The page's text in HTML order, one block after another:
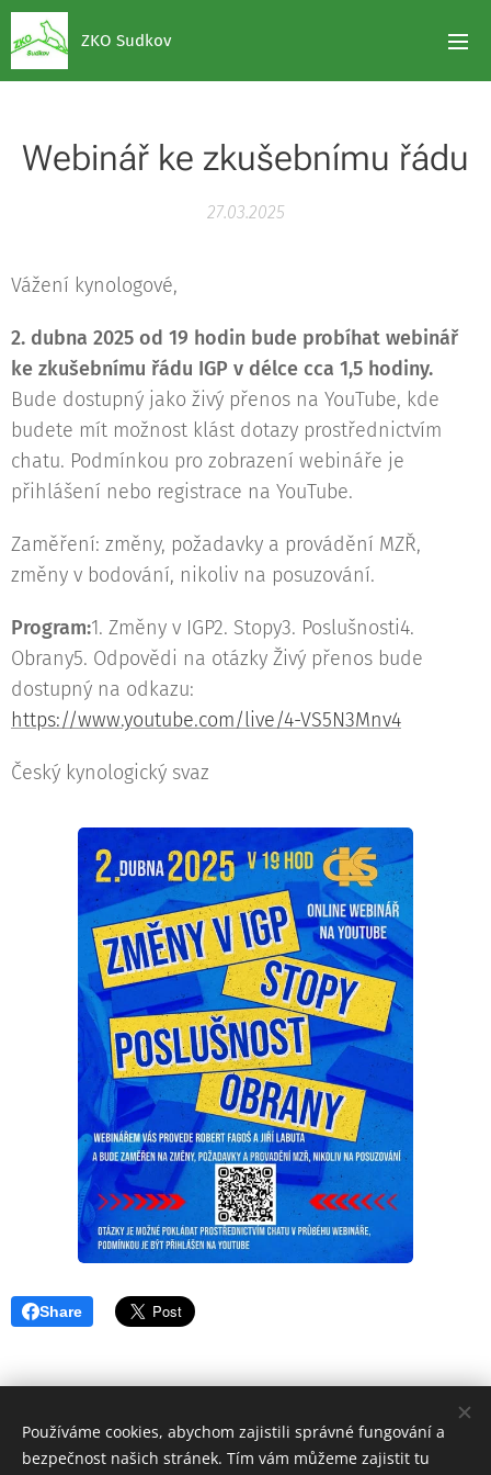
ZKO Sudkov
Webinář ke zkušebnímu řádu
27.03.2025
Vážení kynologové,
2. dubna 2025 od 19 hodin bude probíhat webinář
ke zkušebnímu řádu IGP v délce cca 1,5 hodiny.
Bude dostupný jako živý přenos na YouTube, kde
budete mít možnost klást dotazy prostřednictvím
chatu. Podmínkou pro zobrazení webináře je
přihlášení nebo registrace na YouTube.
Zaměření: změny, požadavky a provádění MZŘ,
změny v bodování, nikoliv na posuzování.
Program:1. Změny v IGP2. Stopy3. Poslušnosti4.
Obrany5. Odpovědi na otázky Živý přenos bude
dostupný na odkazu:
https://www.youtube.com/live/4-VS5N3Mnv4
Český kynologický svaz
Share
Používáme cookies, abychom zajistili správné fungování a
bezpečnost našich stránek. Tím vám můžeme zajistit tu